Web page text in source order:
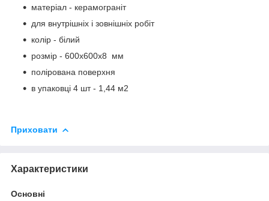
матеріал - керамограніт
для внутрішніх і зовнішніх робіт
колір - білий
розмір - 600х600х8 мм
полірована поверхня
в упаковці 4 шт - 1,44 м2
Приховати
Характеристики
Основні